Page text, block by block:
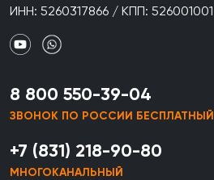
ИНН: 5260317866 / КПП: 526001001
8 800 550-39-04
ЗВОНОК ПО РОССИИ БЕСПЛАТНЫЙ
+7 (831) 218-90-80
МНОГОКАНАЛЬНЫЙ